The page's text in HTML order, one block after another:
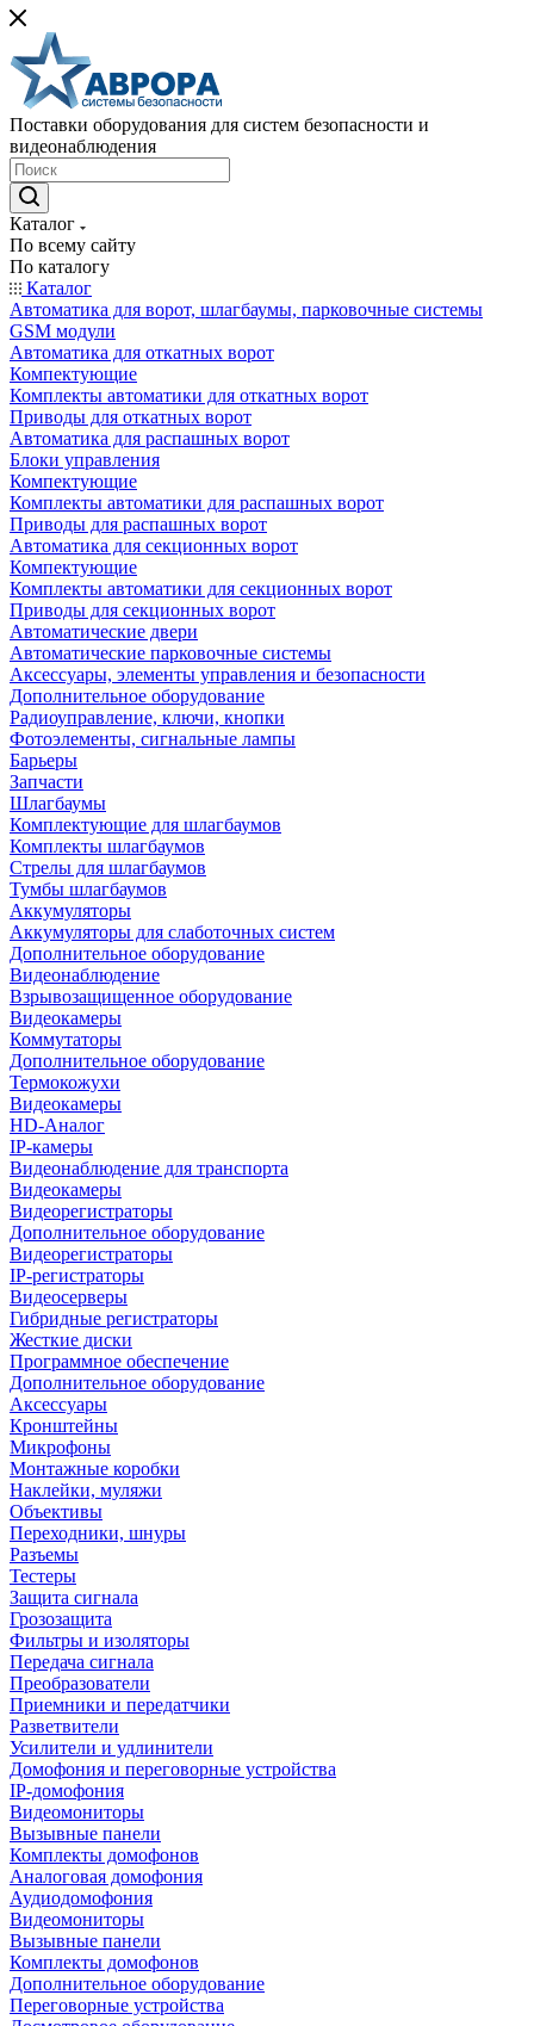
Поставки оборудования для систем безопасности и
видеонаблюдения
Каталог
По всему сайту
По каталогу
Каталог
Автоматика для ворот, шлагбаумы, парковочные системы
GSM модули
Автоматика для откатных ворот
Компектующие
Комплекты автоматики для откатных ворот
Приводы для откатных ворот
Автоматика для распашных ворот
Блоки управления
Компектующие
Комплекты автоматики для распашных ворот
Приводы для распашных ворот
Автоматика для секционных ворот
Компектующие
Комплекты автоматики для секционных ворот
Приводы для секционных ворот
Автоматические двери
Автоматические парковочные системы
Аксессуары, элементы управления и безопасности
Дополнительное оборудование
Радиоуправление, ключи, кнопки
Фотоэлементы, сигнальные лампы
Барьеры
Запчасти
Шлагбаумы
Комплектующие для шлагбаумов
Комплекты шлагбаумов
Стрелы для шлагбаумов
Тумбы шлагбаумов
Аккумуляторы
Аккумуляторы для слаботочных систем
Дополнительное оборудование
Видеонаблюдение
Взрывозащищенное оборудование
Видеокамеры
Коммутаторы
Дополнительное оборудование
Термокожухи
Видеокамеры
HD-Аналог
IP-камеры
Видеонаблюдение для транспорта
Видеокамеры
Видеорегистраторы
Дополнительное оборудование
Видеорегистраторы
IP-регистраторы
Видеосерверы
Гибридные регистраторы
Жесткие диски
Программное обеспечение
Дополнительное оборудование
Аксессуары
Кронштейны
Микрофоны
Монтажные коробки
Наклейки, муляжи
Объективы
Переходники, шнуры
Разъемы
Тестеры
Защита сигнала
Грозозащита
Фильтры и изоляторы
Передача сигнала
Преобразователи
Приемники и передатчики
Разветвители
Усилители и удлинители
Домофония и переговорные устройства
IP-домофония
Видеомониторы
Вызывные панели
Комплекты домофонов
Аналоговая домофония
Аудиодомофония
Видеомониторы
Вызывные панели
Комплекты домофонов
Дополнительное оборудование
Переговорные устройства